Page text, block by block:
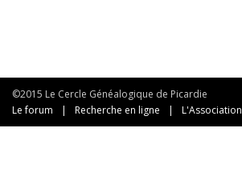
©2015 Le Cercle Généalogique de Picardie
Le forum
| Recherche en ligne | L'Association